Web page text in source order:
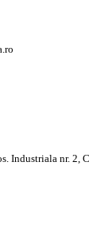
Industriala nr. 2,